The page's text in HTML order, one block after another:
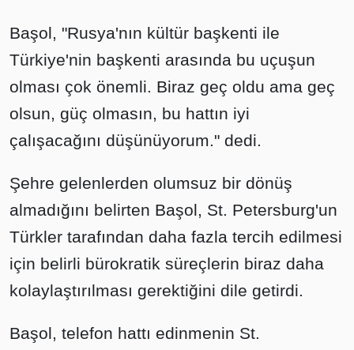
Başol, "Rusya'nın kültür başkenti ile
Türkiye'nin başkenti arasında bu uçuşun
olması çok önemli. Biraz geç oldu ama geç
olsun, güç olmasın, bu hattın iyi
çalışacağını düşünüyorum." dedi.
Şehre gelenlerden olumsuz bir dönüş
almadığını belirten Başol, St. Petersburg'un
Türkler tarafından daha fazla tercih edilmesi
için belirli bürokratik süreçlerin biraz daha
kolaylaştırılması gerektiğini dile getirdi.
Başol, telefon hattı edinmenin St.